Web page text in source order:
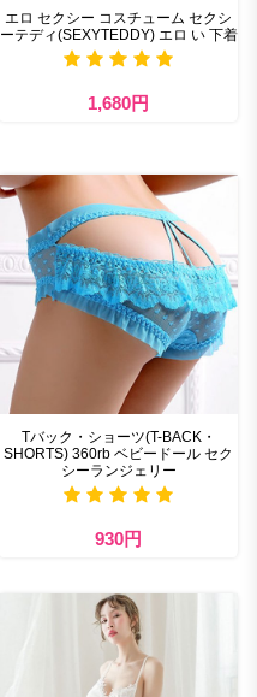
エロ セクシー コスチューム セクシ
ーテディ(SEXYTEDDY) エロ い 下着
1,680円
Tバック・ショーツ(T-BACK・
SHORTS) 360rb ベビードール セク
シーランジェリー
930円